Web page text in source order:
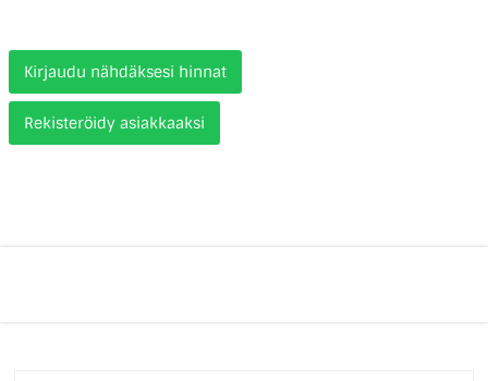
Kirjaudu nähdäksesi hinnat
Rekisteröidy asiakkaaksi